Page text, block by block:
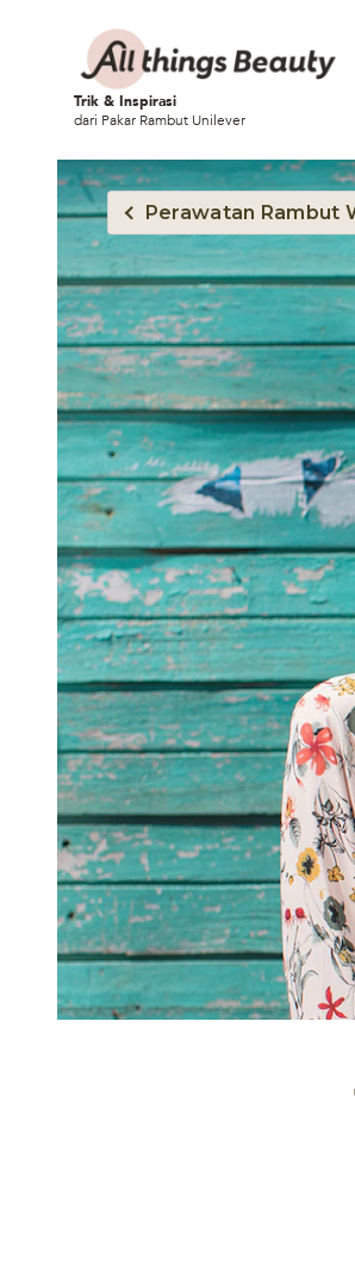
Trik & Inspirasi
dari Pakar Rambut Unilever
Perawatan Rambut